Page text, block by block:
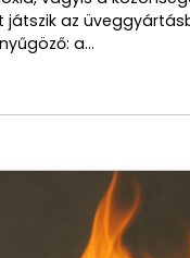
játszik az
a…